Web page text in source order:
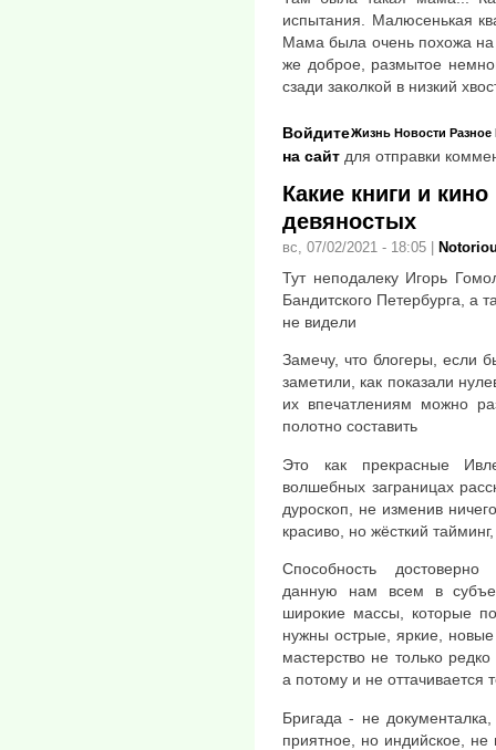
испытания. Малюсенькая
Мама была очень похожа на
же доброе, размытое
сзади заколкой в низкий
Жизнь Новости Разное
Войдите
на сайт для отправки
Какие книги и
девяностых
вс, 07/02/2021 - 18:05
Тут неподалеку Игорь
Бандитского Петербурга, а
не видели
Замечу, что блогеры, если
заметили, как показали
их впечатлениям можно
полотно составить
Это как прекрасные
волшебных заграницах
дуроскоп, не изменив
красиво, но жёсткий
Способность достоверно
данную нам всем в
широкие массы, которые
нужны острые, яркие,
мастерство не только
а потому и не
Бригада - не
приятное, но индийское,